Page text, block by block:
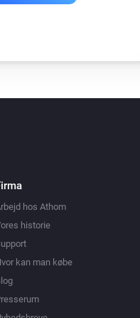
hos Athom
historie
kan man købe